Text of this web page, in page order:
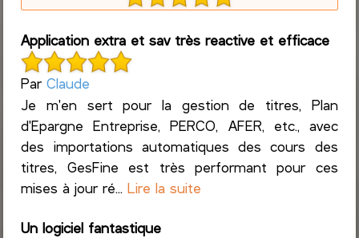
Application extra et sav très reactive et efficace
ParClaude
Je m'en sert pour la gestion de titres, Plan
d'Epargne Entreprise, PERCO, AFER, etc., avec
des importations automatiques des cours des
titres, GesFine est très performant pour ces
mises à jour ré...Lire la suite
Un logiciel fantastique